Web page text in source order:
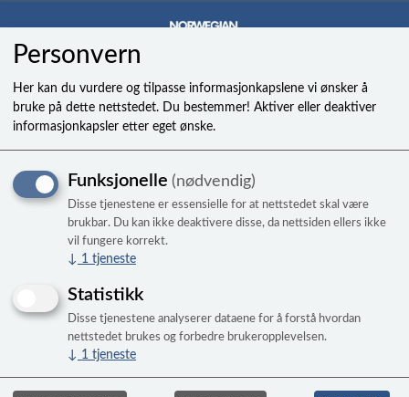
Cover Valet 400 bladed
locking shock
Personvern
Her kan du vurdere og tilpasse informasjonkapslene vi ønsker å
bruke på dette nettstedet. Du bestemmer! Aktiver eller deaktiver
informasjonkapsler etter eget ønske.
Funksjonelle (nødvendig)
Disse tjenestene er essensielle for at nettstedet skal være
brukbar. Du kan ikke deaktivere disse, da nettsiden ellers ikke
vil fungere korrekt.
↓ 1 tjeneste
Statistikk
Disse tjenestene analyserer dataene for å forstå hvordan
nettstedet brukes og forbedre brukeropplevelsen.
↓ 1 tjeneste